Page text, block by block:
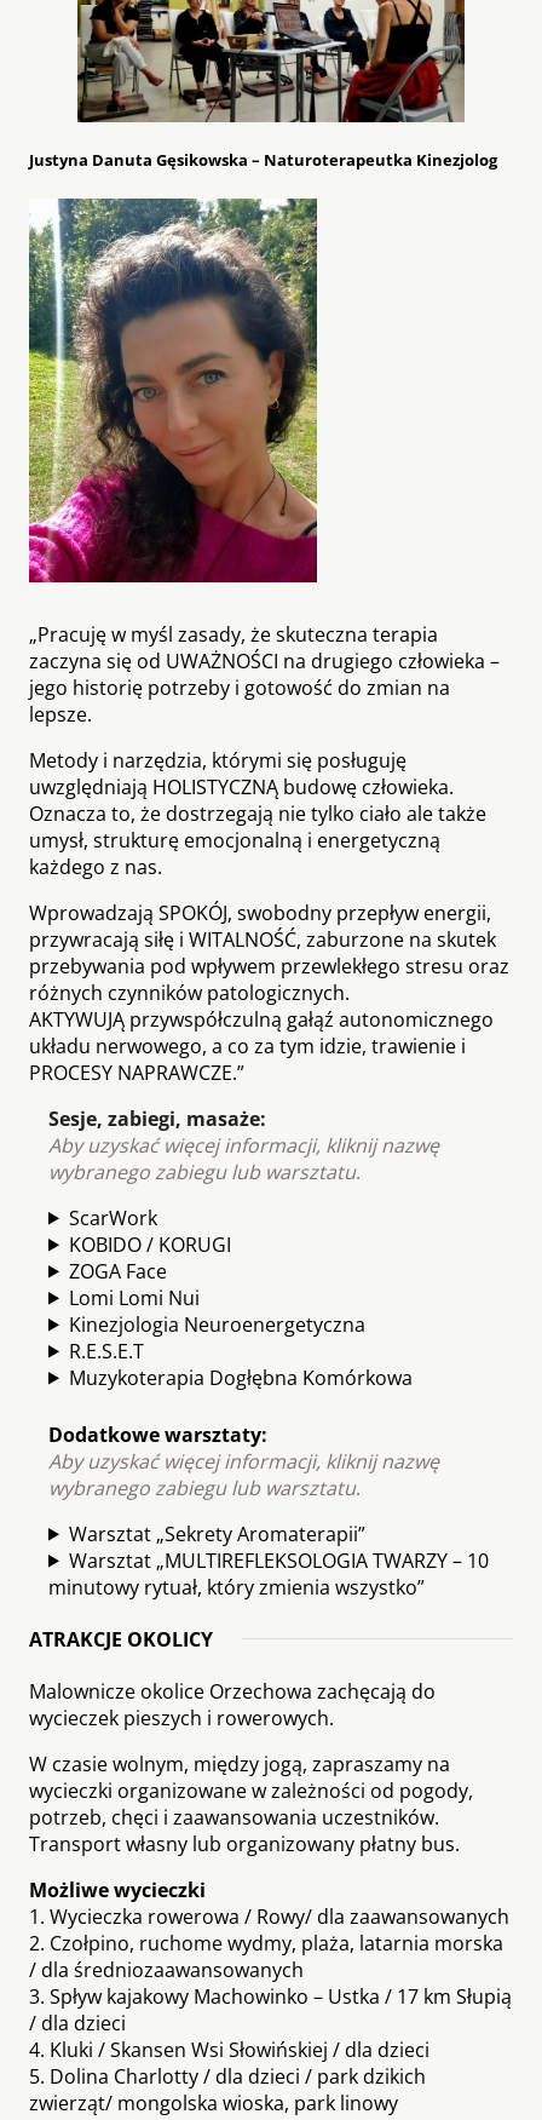
Justyna Danuta Gęsikowska – Naturoterapeutka Kinezjolog
„Pracuję w myśl zasady, że skuteczna terapia
zaczyna się od UWAŻNOŚCI na drugiego człowieka –
jego historię potrzeby i gotowość do zmian na
lepsze.
Metody i narzędzia, którymi się posługuję
uwzględniają HOLISTYCZNĄ budowę człowieka.
Oznacza to, że dostrzegają nie tylko ciało ale także
umysł, strukturę emocjonalną i energetyczną
każdego z nas.
Wprowadzają SPOKÓJ, swobodny przepływ energii,
przywracają siłę i WITALNOŚĆ, zaburzone na skutek
przebywania pod wpływem przewlekłego stresu oraz
różnych czynników patologicznych.
AKTYWUJĄ przywspółczulną gałąź autonomicznego
układu nerwowego, a co za tym idzie, trawienie i
PROCESY NAPRAWCZE.”
Sesje, zabiegi, masaże:
Aby uzyskać więcej informacji, kliknij nazwę
wybranego zabiegu lub warsztatu.
ScarWork
KOBIDO / KORUGI
ZOGA Face
Lomi Lomi Nui
Kinezjologia Neuroenergetyczna
R.E.S.E.T
Muzykoterapia Dogłębna Komórkowa
Dodatkowe warsztaty:
Aby uzyskać więcej informacji, kliknij nazwę
wybranego zabiegu lub warsztatu.
Warsztat „Sekrety Aromaterapii”
Warsztat „MULTIREFLEKSOLOGIA TWARZY – 10
minutowy rytuał, który zmienia wszystko”
ATRAKCJE OKOLICY
Malownicze okolice Orzechowa zachęcają do
wycieczek pieszych i rowerowych.
W czasie wolnym, między jogą, zapraszamy na
wycieczki organizowane w zależności od pogody,
potrzeb, chęci i zaawansowania uczestników.
Transport własny lub organizowany płatny bus.
Możliwe wycieczki
1. Wycieczka rowerowa / Rowy/ dla zaawansowanych
2. Czołpino, ruchome wydmy, plaża, latarnia morska
/ dla średniozaawansowanych
3. Spływ kajakowy Machowinko – Ustka / 17 km Słupią
/ dla dzieci
4. Kluki / Skansen Wsi Słowińskiej / dla dzieci
5. Dolina Charlotty / dla dzieci / park dzikich
zwierząt/ mongolska wioska, park linowy